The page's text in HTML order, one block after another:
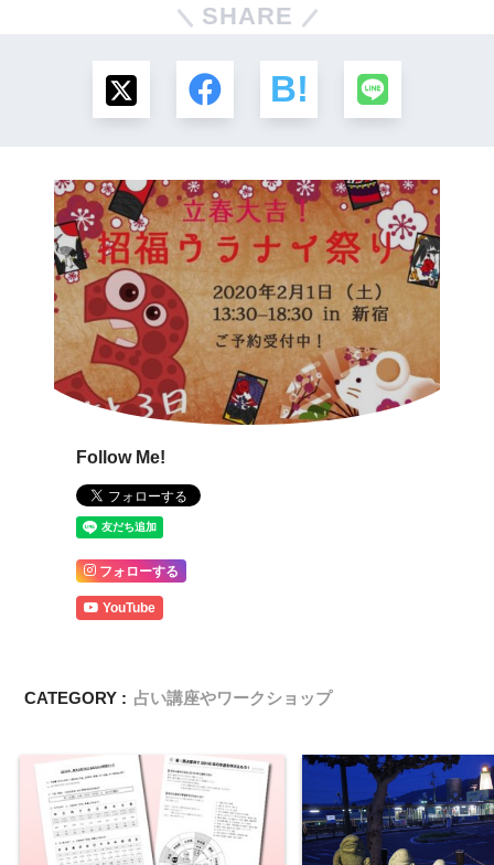
SHARE
Follow Me!
フォローする
YouTube
CATEGORY : 占い講座やワークショップ